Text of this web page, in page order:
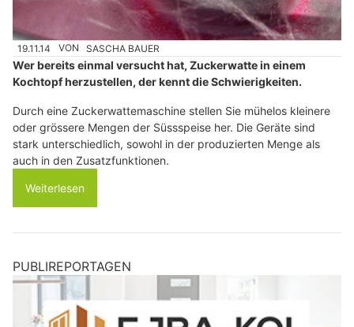
19.11.14 VON SASCHA BAUER
Wer bereits einmal versucht hat, Zuckerwatte in einem
Kochtopf herzustellen, der kennt die Schwierigkeiten.
Durch eine Zuckerwattemaschine stellen Sie mühelos kleinere
oder grössere Mengen der Süssspeise her. Die Geräte sind
stark unterschiedlich, sowohl in der produzierten Menge als
auch in den Zusatzfunktionen.
Weiterlesen
PUBLIREPORTAGEN